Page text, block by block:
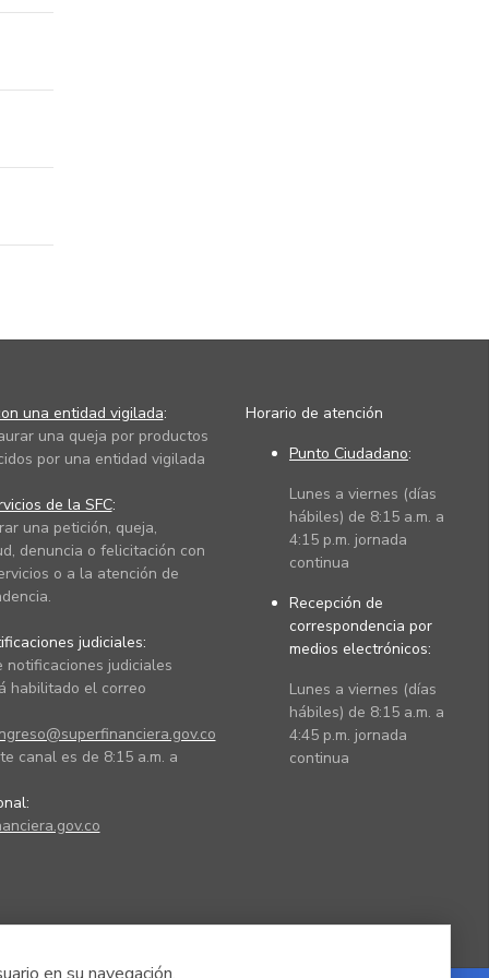
una entidad vigilada:
una queja por productos
por una entidad vigilada
de la SFC:
una petición, queja,
denuncia o felicitación con
o a la atención de
judiciales:
notificaciones judiciales
habilitado el correo
canal es de 8:15 a.m. a
Horario de atención
Punto Ciudadano:
Lunes a viernes (días
hábiles) de 8:15 a.m. a
4:15 p.m. jornada
continua
Recepción de
correspondencia por
medios electrónicos:
Lunes a viernes (días
hábiles) de 8:15 a.m. a
4:45 p.m. jornada
continua